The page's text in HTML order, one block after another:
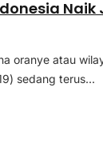
Naik
oranye atau
sedang terus...